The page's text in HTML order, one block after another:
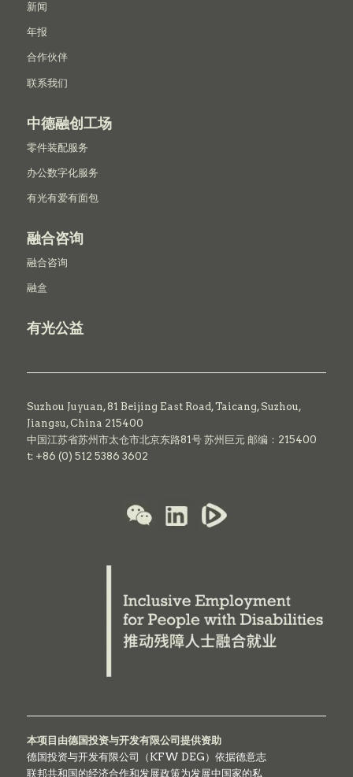
新闻
年报
合作伙伴
联系我们
中德融创工场
零件装配服务
办公数字化服务
有光有爱有面包
融合咨询
融合咨询
融盒
有光公益
Suzhou Juyuan, 81 Beijing East Road,Taicang,Suzhou,
Jiangsu, China 215400
中国江苏省苏州市太仓市北京东路81号 苏州巨元 邮编：215400
t: +86 (0) 512 5386 3602
本项目由德国投资与开发有限公司提供资助
德国投资与开发有限公司（KFW DEG）依据德意志
联邦共和国的经济合作和发展政策为发展中国家的私